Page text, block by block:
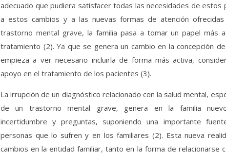
adecuado que pudiera satisfacer todas las necesidades de estos
a estos cambios y a las nuevas formas de atención
trastorno mental grave, la familia pasa a tomar un papel más
tratamiento (2). Ya que se genera un cambio en la concepción
empieza a ver necesario incluirla de forma más activa,
apoyo en el tratamiento de los pacientes (3).
La irrupción de un diagnóstico relacionado con la salud mental,
de un trastorno mental grave, genera en la familia
incertidumbre y preguntas, suponiendo una importante
personas que lo sufren y en los familiares (2). Esta nueva
cambios en la entidad familiar, tanto en la forma de relacionarse